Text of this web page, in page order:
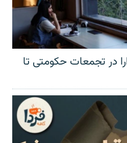
در تجمعات حکومتی تا